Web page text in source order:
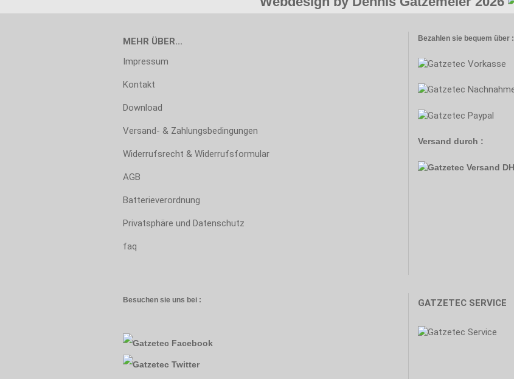
MEHR ÜBER...
Impressum
Kontakt
Download
Versand- & Zahlungsbedingungen
Widerrufsrecht & Widerrufsformular
AGB
Batterieverordnung
Privatsphäre und Datenschutz
faq
Bezahlen sie bequem über :
Versand durch :
Besuchen sie uns bei : GATZETEC SERVICE